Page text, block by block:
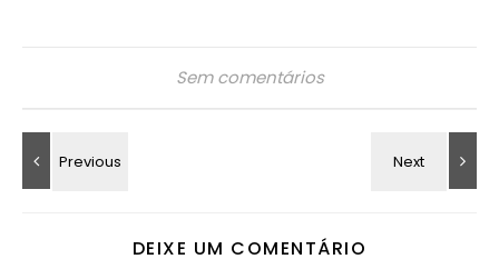
Sem comentários
DEIXE UM COMENTÁRIO